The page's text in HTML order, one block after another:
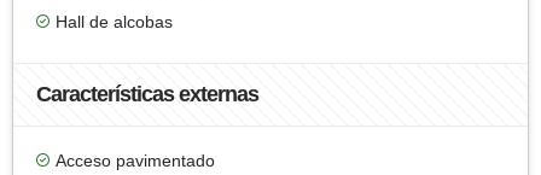
Hall de alcobas
Características externas
Acceso pavimentado